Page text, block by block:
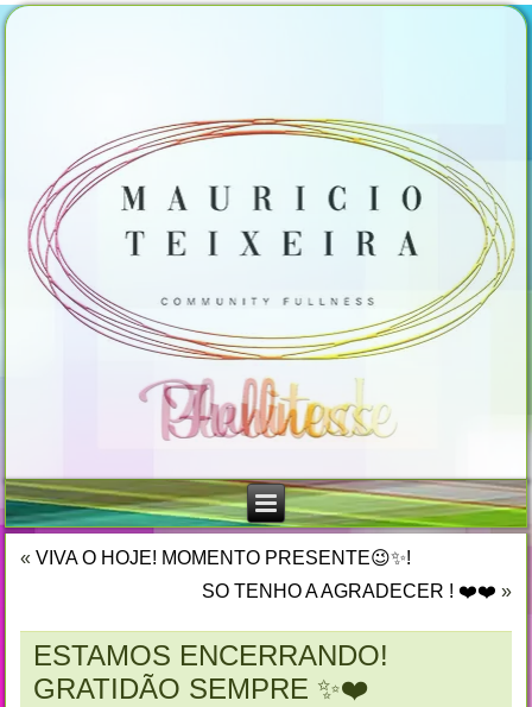
«VIVA O HOJE! MOMENTO PRESENTE😉✨!
SO TENHO A AGRADECER ! ❤️❤️ »
ESTAMOS ENCERRANDO!
GRATIDÃO SEMPRE ✨❤️